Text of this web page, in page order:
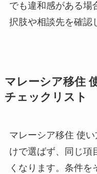
でも違和感がある場
択肢や相談先を確認
マレーシア移住
チェックリスト
マレーシア移住 使
けで選ばず、同じ項
くなります。条件を